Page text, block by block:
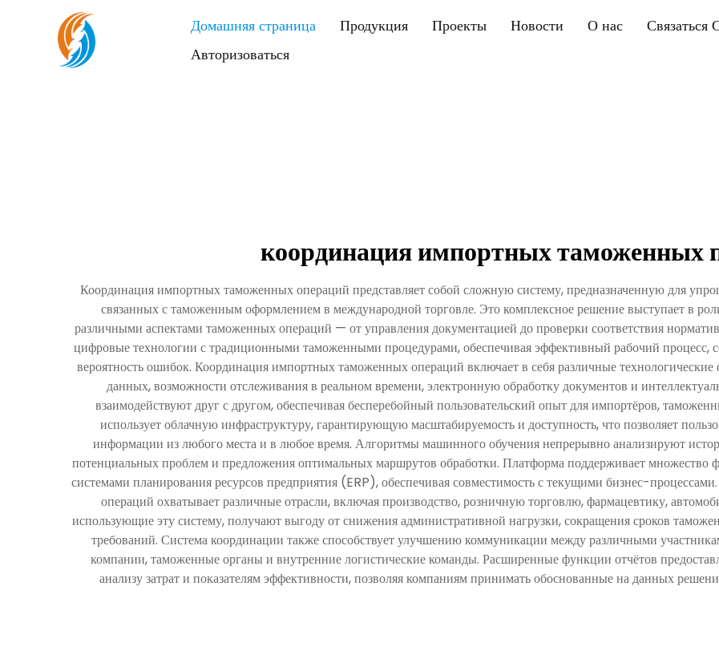
Домашняя страница Продукция Проекты Новости О нас Связаться
Авторизоваться
координация импортных таможенных
Координация импортных таможенных операций представляет собой сложную систему, предназначенную для
связанных с таможенным оформлением в международной торговле. Это комплексное решение выступает в
различными аспектами таможенных операций — от управления документацией до проверки соответствия
цифровые технологии с традиционными таможенными процедурами, обеспечивая эффективный рабочий
вероятность ошибок. Координация импортных таможенных операций включает в себя различные
данных, возможности отслеживания в реальном времени, электронную обработку документов и
взаимодействуют друг с другом, обеспечивая бесперебойный пользовательский опыт для импортёров,
использует облачную инфраструктуру, гарантирующую масштабируемость и доступность, что позволяет
информации из любого места и в любое время. Алгоритмы машинного обучения непрерывно анализируют
потенциальных проблем и предложения оптимальных маршрутов обработки. Платформа поддерживает множество
системами планирования ресурсов предприятия (ERP), обеспечивая совместимость с текущими бизнес-
операций охватывает различные отрасли, включая производство, розничную торговлю, фармацевтику,
использующие эту систему, получают выгоду от снижения административной нагрузки, сокращения сроков
требований. Система координации также способствует улучшению коммуникации между различными
компании, таможенные органы и внутренние логистические команды. Расширенные функции отчётов
анализу затрат и показателям эффективности, позволяя компаниям принимать обоснованные на данных